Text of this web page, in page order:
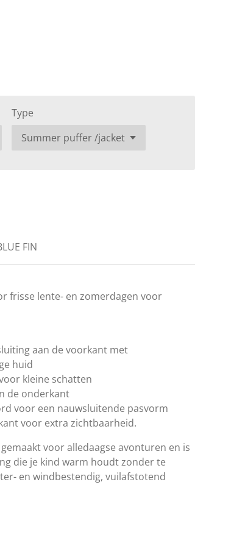
Type
FIN
frisse lente- en zomerdagen voor
aan de voorkant met
huid
kleine schatten
de onderkant
voor een nauwsluitende pasvorm
voor extra zichtbaarheid.
voor alledaagse avonturen en is
die je kind warm houdt zonder te
en windbestendig, vuilafstotend